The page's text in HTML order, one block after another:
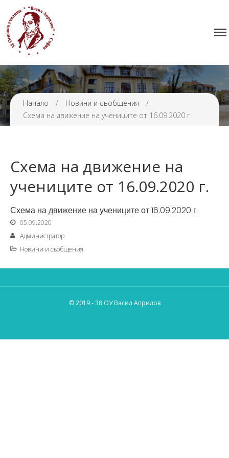
Нормативна уредба
Прием
Проекти и дейности
Седмично разписание
Начало / Новини и съобщения
/
Схема на движение на учениците от 16.09.2020 г.
Схема на движение на
учениците от 16.09.2020 г.
Схема на движение на учениците от 16.09.2020 г.
05.09.2020
Администратор
Новини и съобщения
© 2019 - 38 ОУ Васил Априлов